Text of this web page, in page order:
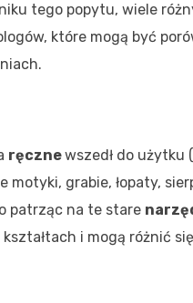
tego popytu, wiele
które mogą być
ręcznewszedł do użytku
motyki, grabie, łopaty,
patrząc na te stare
i mogą różnić